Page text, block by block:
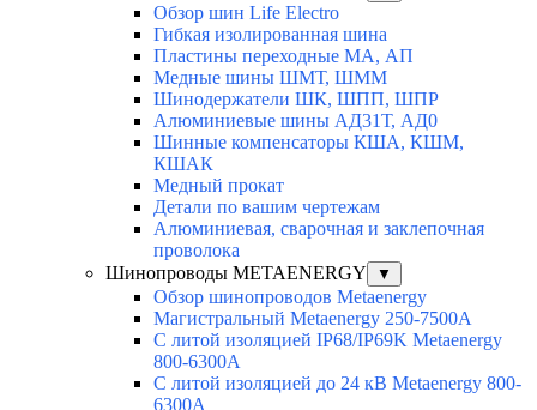
Обзор шин Life Electro
Гибкая изолированная шина
Пластины переходные МА, АП
Медные шины ШМТ, ШММ
Шинодержатели ШК, ШПП, ШПР
Алюминиевые шины АД31Т, АД0
Шинные компенсаторы КША, КШМ,
КШАК
Медный прокат
Детали по вашим чертежам
Алюминиевая, cварочная и заклепочная
проволока
Шинопроводы METAENERGY
▼
Обзор шинопроводов Metaenergy
Магистральный Metaenergy 250-7500A
С литой изоляцией IP68/IP69K Metaenergy
800-6300A
С литой изоляцией до 24 кВ Metaenergy 800-
6300A